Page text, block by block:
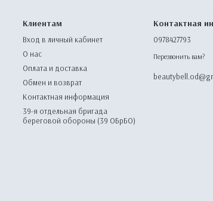
Клиентам
Вход в личный кабинет
О нас
Оплата и доставка
Обмен и возврат
Контактная информация
39-я отдельная бригада
береговой обороны (39 ОБрБО)
Контактная
0978427793
Перезвонить вам?